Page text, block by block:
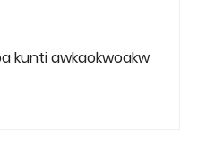
kunti awkaokwoakw